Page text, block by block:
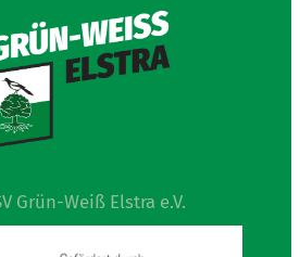
Grün-Weiß Elstra e.V.